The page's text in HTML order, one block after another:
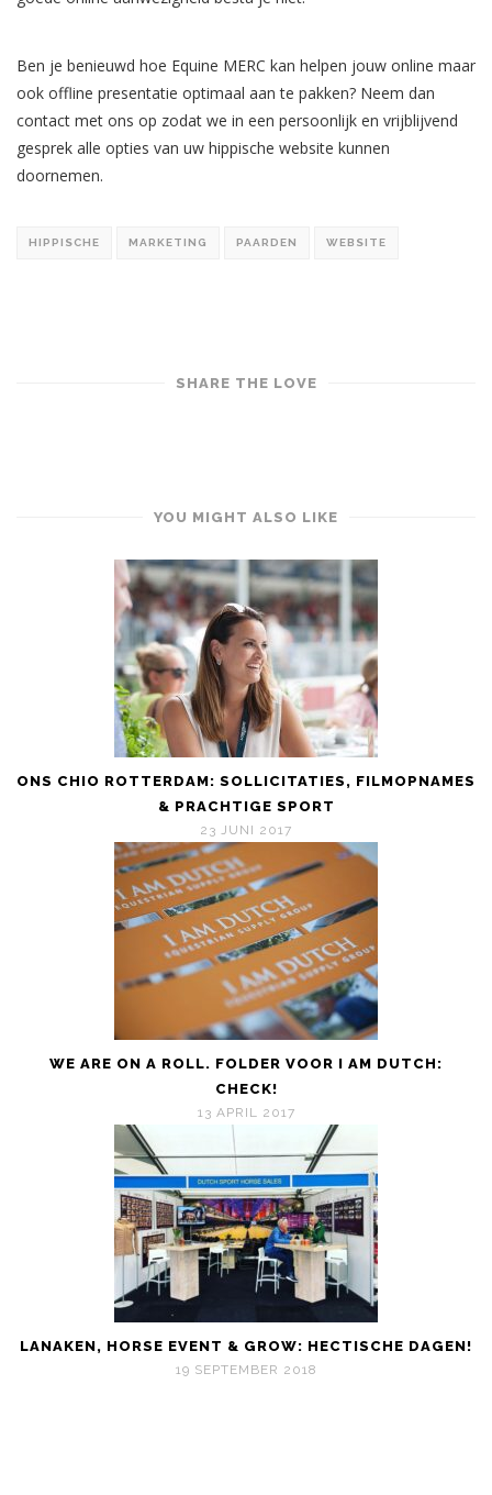
Ben je benieuwd hoe Equine MERC kan helpen jouw online maar
ook offline presentatie optimaal aan te pakken? Neem dan
contact met ons op zodat we in een persoonlijk en vrijblijvend
gesprek alle opties van uw hippische website kunnen
doornemen.
HIPPISCHE MARKETING PAARDEN WEBSITE
SHARE THE LOVE
YOU MIGHT ALSO LIKE
ONS CHIO ROTTERDAM: SOLLICITATIES, FILMOPNAMES
& PRACHTIGE SPORT
23 JUNI 2017
WE ARE ON A ROLL. FOLDER VOOR I AM DUTCH:
CHECK!
13 APRIL 2017
LANAKEN, HORSE EVENT & GROW: HECTISCHE DAGEN!
19 SEPTEMBER 2018